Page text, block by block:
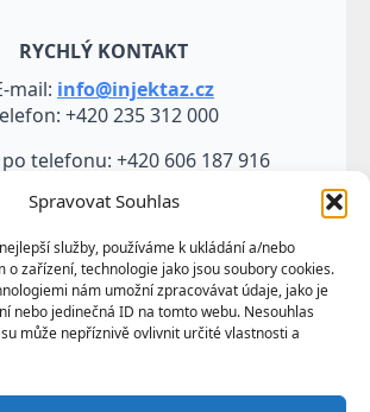
Spravovat Souhlas
služby, používáme k ukládání a/nebo
o zařízení, technologie jako jsou soubory cookies.
nám umožní zpracovávat údaje, jako je
nebo jedinečná ID na tomto webu. Nesouhlas
může nepříznivě ovlivnit určité vlastnosti a
RYCHLÝ KONTAKT
mail: info@injektaz.cz
+420 235 312 000
telefonu: +420 606 187 916
texty a fotografie uvedené na